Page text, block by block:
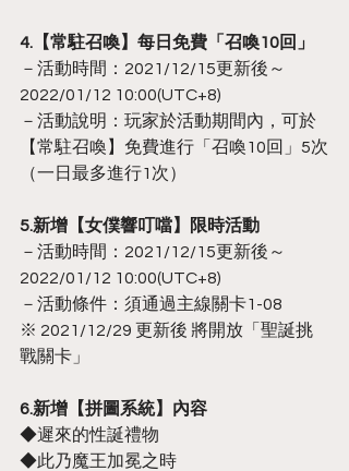
4.【常駐召喚】每日免費「召喚10回」
－活動時間：2021/12/15更新後～
2022/01/12 10:00(UTC+8)
－活動說明：玩家於活動期間內，可於
【常駐召喚】免費進行「召喚10回」5次
（一日最多進行1次）
5.新增【女僕響叮噹】限時活動
－活動時間：2021/12/15更新後～
2022/01/12 10:00(UTC+8)
－活動條件：須通過主線關卡1-08
※ 2021/12/29 更新後 將開放「聖誕挑
戰關卡」
6.新增【拼圖系統】內容
◆遲來的性誕禮物
◆此乃魔王加冕之時